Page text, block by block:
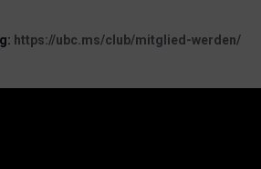
https://ubc.ms/club/mitglied-werden/